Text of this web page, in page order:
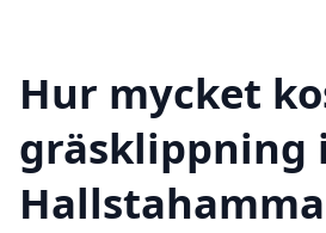
Hur mycket
gräsklippning i